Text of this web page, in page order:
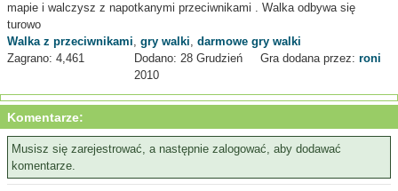
mapie i walczysz z napotkanymi przeciwnikami . Walka odbywa się
turowo
Walka z przeciwnikami, gry walki, darmowe gry walki
Zagrano: 4,461
Dodano: 28 Grudzień
2010
Gra dodana przez:roni
Komentarze:
Musisz się zarejestrować, a następnie zalogować, aby dodawać
komentarze.